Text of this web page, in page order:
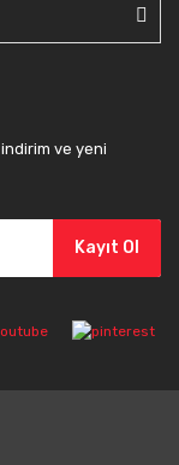
ve yeni
Kayıt Ol